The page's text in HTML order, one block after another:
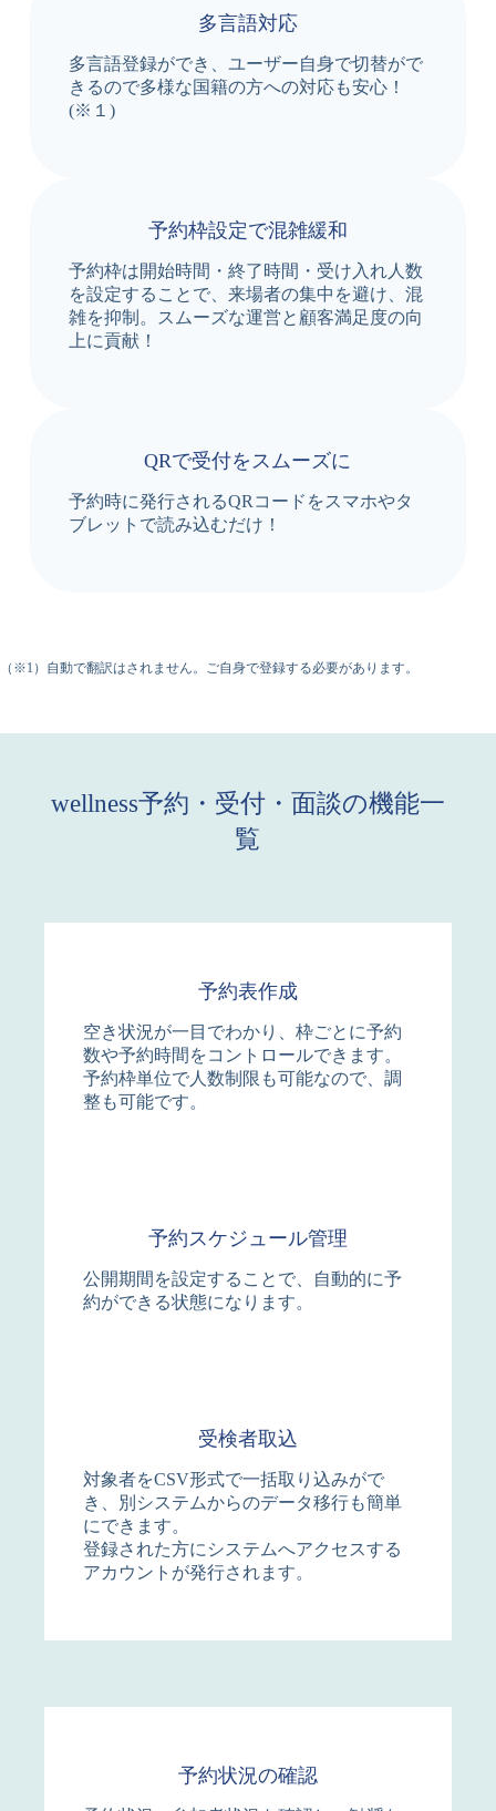
多言語対応
多言語登録ができ、ユーザー自身で切替がで
きるので多様な国籍の方への対応も安心！
(※１)
予約枠設定で混雑緩和
予約枠は開始時間・終了時間・受け入れ人数
を設定することで、来場者の集中を避け、混
雑を抑制。スムーズな運営と顧客満足度の向
上に貢献！
QRで受付をスムーズに
予約時に発行されるQRコードをスマホやタ
ブレットで読み込むだけ！
（※1）自動で翻訳はされません。ご自身で登録する必要があります。
wellness予約・受付・面談の機能一
覧
予約表作成
空き状況が一目でわかり、枠ごとに予約
数や予約時間をコントロールできます。
予約枠単位で人数制限も可能なので、調
整も可能です。
予約スケジュール管理
公開期間を設定することで、自動的に予
約ができる状態になります。
受検者取込
対象者をCSV形式で一括取り込みがで
き、別システムからのデータ移行も簡単
にできます。
登録された方にシステムへアクセスする
アカウントが発行されます。
予約状況の確認